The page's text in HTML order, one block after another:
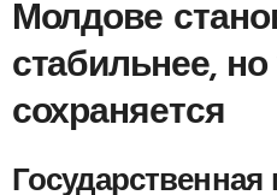
Молдове
стабильнее,
сохраняется
Государственная